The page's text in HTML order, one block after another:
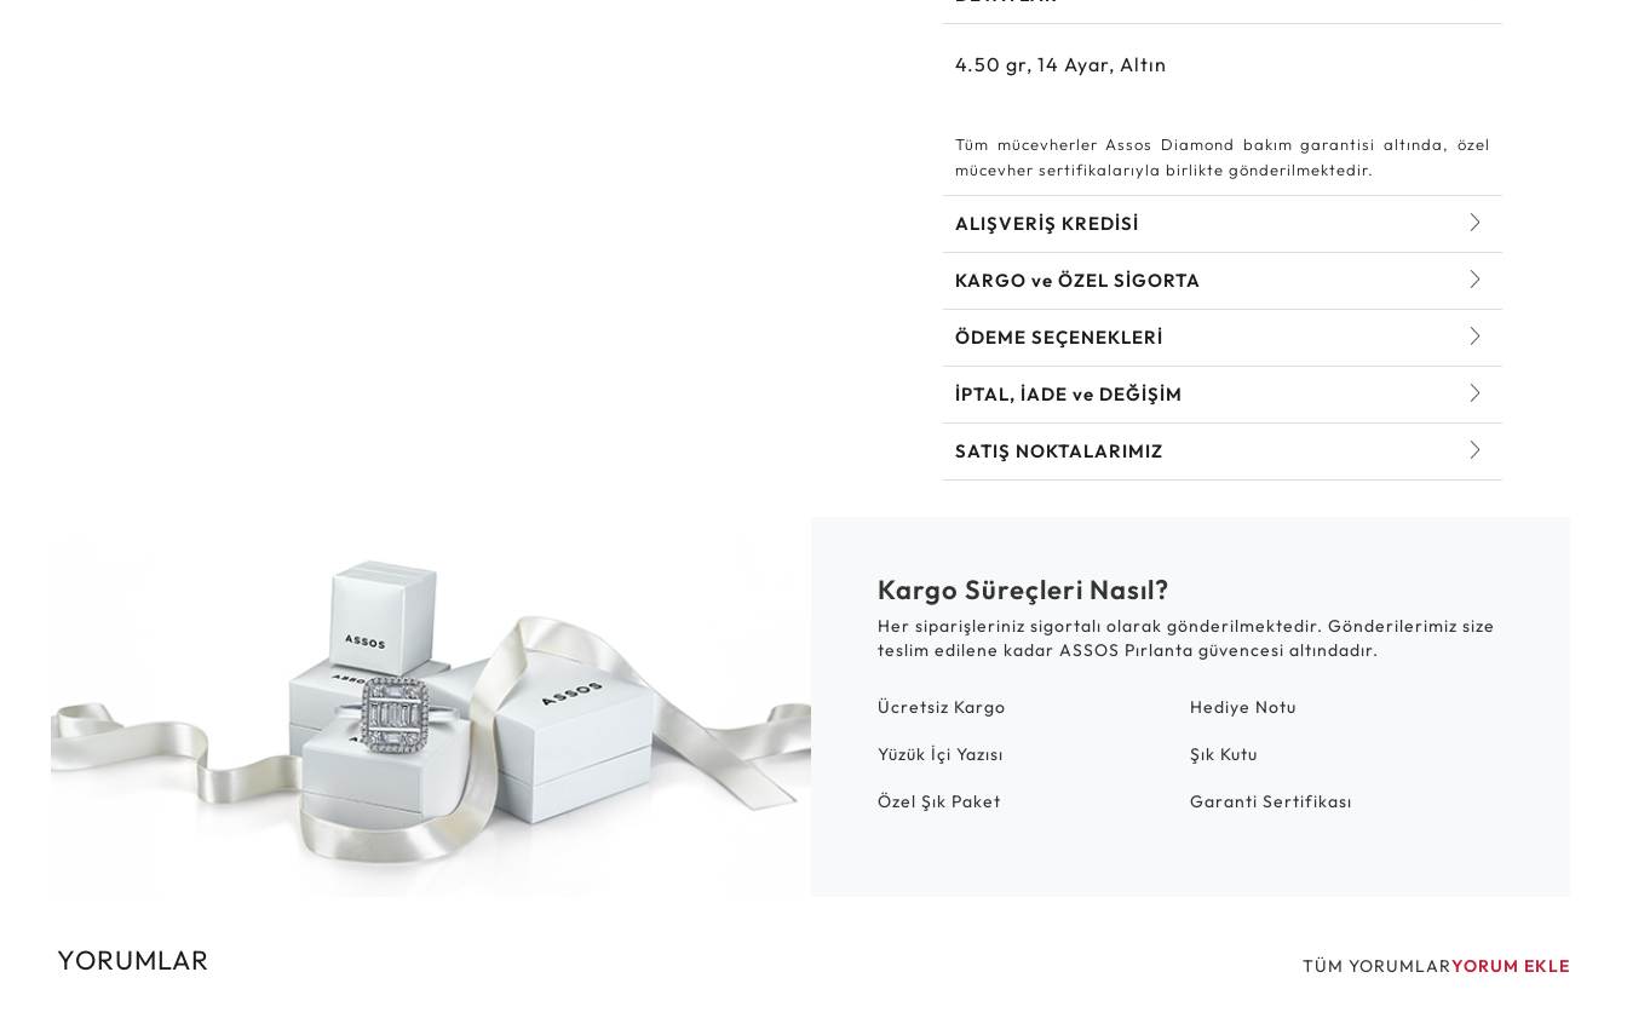
4.50gr,14Ayar, Altın
Tüm mücevherler Assos Diamond bakım garantisi altında, özel
mücevher sertifikalarıyla birlikte gönderilmektedir.
ALIŞVERİŞ KREDİSİ
KARGO ve ÖZEL SİGORTA
ÖDEME SEÇENEKLERİ
İPTAL, İADE ve DEĞİŞİM
SATIŞ NOKTALARIMIZ
Kargo Süreçleri Nasıl?
Her siparişleriniz sigortalı olarak gönderilmektedir. Gönderilerimiz size
teslim edilene kadar ASSOS Pırlanta güvencesi altındadır.
Ücretsiz Kargo Hediye Notu
Yüzük İçi Yazısı Şık Kutu
Özel Şık Paket Garanti Sertifikası
YORUMLAR TÜM YORUMLARYORUM EKLE